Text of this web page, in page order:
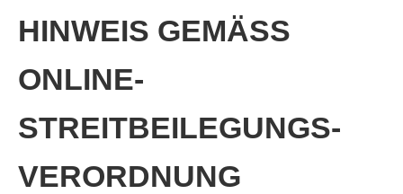
Jugend 2026
Vereinsturniere 2026
HINWEIS GEMÄSS O
NLINE-S
TREITBEILEGUNGS-V
ERORDNUNG